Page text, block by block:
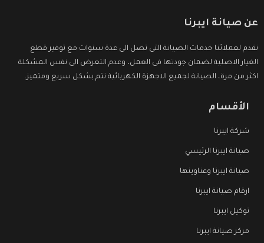
عن صيانة ايبرنا
نقدم لعملائنا خدمات الصيانة التى تصل الى عدة سنوات مع توفير قطع
الغيار الاصلية لضمان جودتها فى العمل، وعدم التعرض الى نفس المشكلة
اكثر من مرة، الصيانة لجميع الاجهزة الكهربائية تتم بشكل سريع ومتميز.
الأقسام
شركة ايبرنا
صيانة ايبرنا الرئيسي
صيانة ايبرنا وعناوينها
ارقام صيانة ايبرنا
توكيل ايبرنا
مركز صيانة ايبرنا